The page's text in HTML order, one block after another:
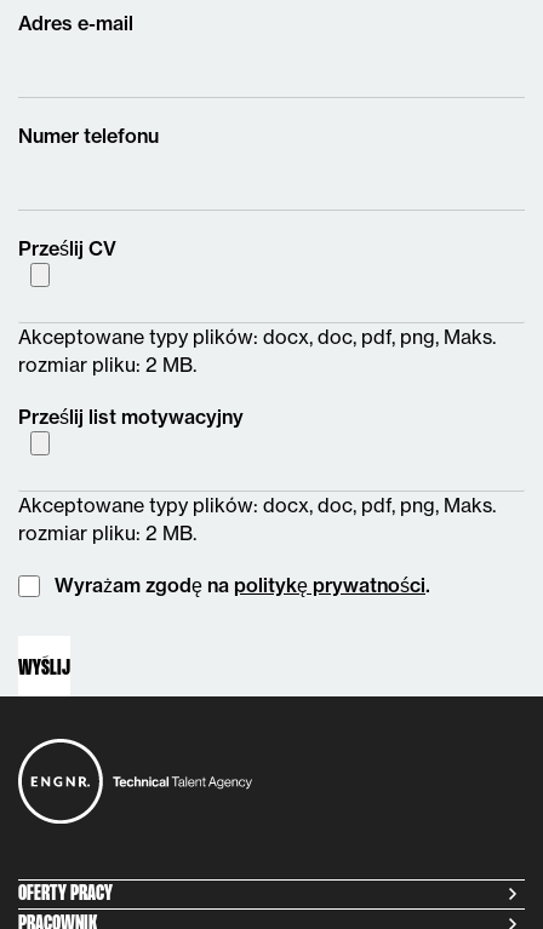
Adres e-mail
Numer telefonu
Prześlij CV
Akceptowane typy plików: docx, doc, pdf, png, Maks.
rozmiar pliku: 2 MB.
Prześlij list motywacyjny
Akceptowane typy plików: docx, doc, pdf, png, Maks.
rozmiar pliku: 2 MB.
Instemming
Wyrażam zgodę na politykę prywatności.
OFERTY PRACY